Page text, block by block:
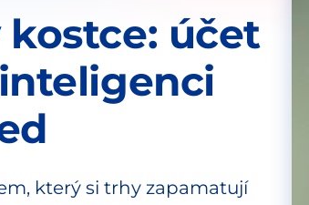
kostce: účet
který si trhy zapamatují